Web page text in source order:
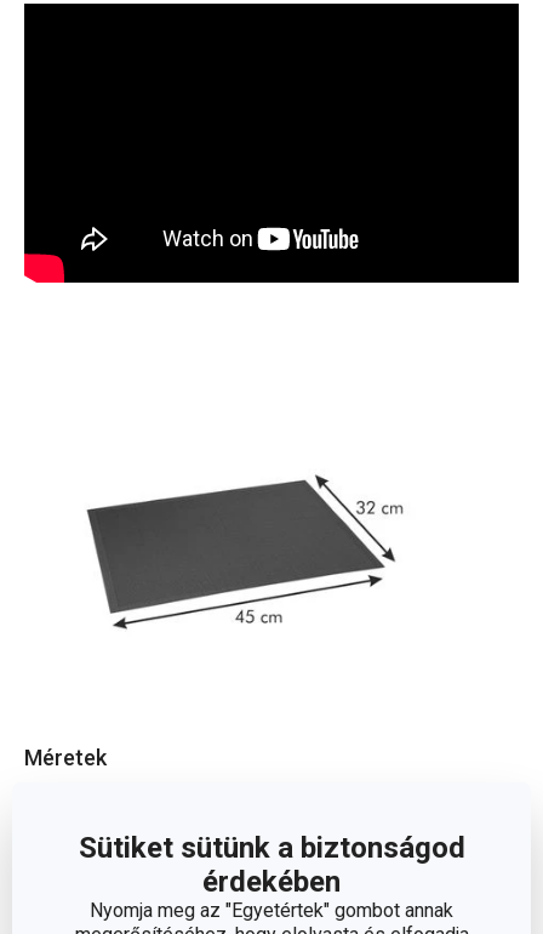
Sütiket sütünk a biztonságod
érdekében
Nyomja meg az "Egyetértek" gombot annak
Méretek
A TERMÉK HOSSZA (CM)